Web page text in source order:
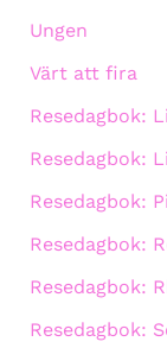
Ungen
Värt att fira
Resedagbok:
Resedagbok:
Resedagbok:
Resedagbok:
Resedagbok:
Resedagbok: